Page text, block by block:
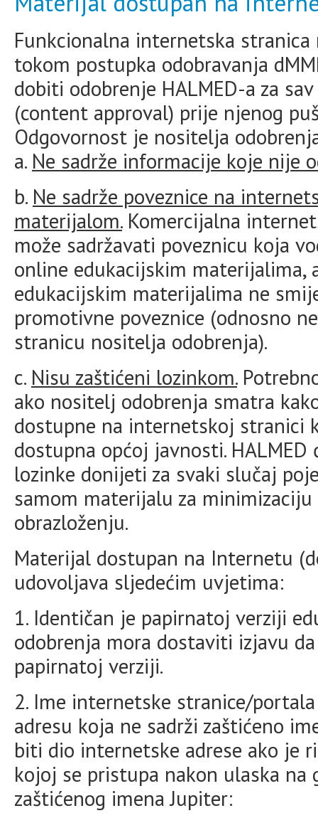
Funkcionalna internetska
tokom postupka odobravanja
dobiti odobrenje HALMED-a za
(content approval) prije njenog
Odgovornost je nositelja
a. Ne sadrže informacije koje nije
b. Ne sadrže poveznice na
materijalom.Komercijalna
može sadržavati poveznicu koja
online edukacijskim materijalima,
edukacijskim materijalima ne
promotivne poveznice (odnosno
stranicu nositelja odobrenja).
c. Nisu zaštićeni lozinkom.
ako nositelj odobrenja smatra
dostupne na internetskoj stranici
dostupna općoj javnosti.
lozinke donijeti za svaki slučaj
samom materijalu za
obrazloženju.
Materijal dostupan na Internetu
udovoljava sljedećim uvjetima:
1. Identičan je papirnatoj verziji
odobrenja mora dostaviti izjavu
papirnatoj verziji.
2. Ime internetske stranice/
adresu koja ne sadrži zaštićeno
biti dio internetske adrese ako je
kojoj se pristupa nakon ulaska na
zaštićenog imena Jupiter: